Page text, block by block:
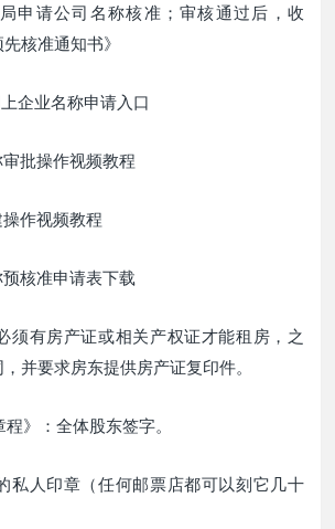
申请公司名称核准；审核通过后，收
核准通知书》
企业名称申请入口
批操作视频教程
作视频教程
核准申请表下载
须有房产证或相关产权证才能租房，之
并要求房东提供房产证复印件。
》：全体股东签字。
私人印章（任何邮票店都可以刻它几十